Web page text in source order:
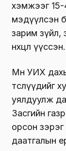
хэмжээг 15-
мэдүүлсэн
зарим зүйл,
нөхцөл үүссэн.
Мөн УИХ
төслүүдийг
уялдуулж
Засгийн
орсон
даатгалын